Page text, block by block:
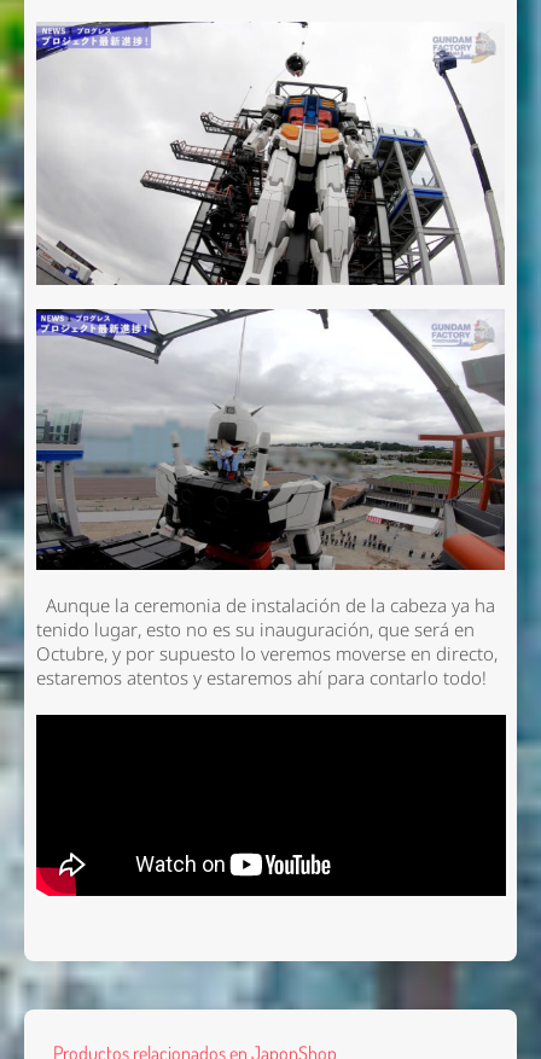
Aunque la ceremonia de instalación de la cabeza ya ha
tenido lugar, esto no es su inauguración, que será en
Octubre, y por supuesto lo veremos moverse en directo,
estaremos atentos y estaremos ahí para contarlo todo!
Productos relacionados en JaponShop